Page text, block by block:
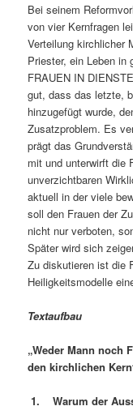
Bei seinem
von vier Kernfragen
Verteilung kirchlicher
Priester, ein Leben in
FRAUEN IN
gut, dass das letzte,
hinzugefügt wurde,
Zusatzproblem. Es
prägt das
mit und unterwirft die
unverzichtbaren
aktuell in der viele
soll den Frauen der
nicht nur verboten,
Später wird sich
Zu diskutieren ist die
Heiligkeitsmodelle
Textaufbau
„Weder Mann noch
den kirchlichen
1.Warum der